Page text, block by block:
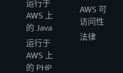
运行于
AWS 上
的 Java
运行于
AWS 上
的 PHP
AWS 可
访问性
法律